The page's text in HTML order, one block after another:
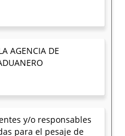
AGENCIA DE
y/o responsables
para el pesaje de